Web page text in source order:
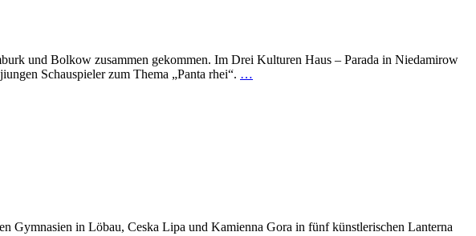
und Bolkow zusammen gekommen. Im Drei Kulturen Haus – Parada in Niedamirow
Schauspieler zum Thema „Panta rhei“. …
Gymnasien in Löbau, Ceska Lipa und Kamienna Gora in fünf künstlerischen Lanterna